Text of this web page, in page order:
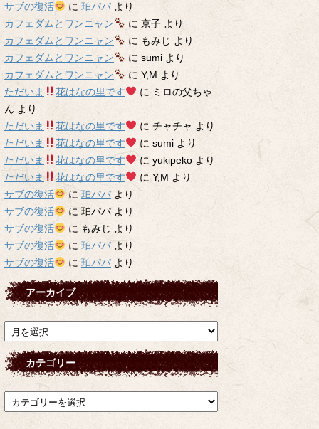
サブの復活
に 珀パパより
カフェダムとワンニャン
に 京子より
カフェダムとワンニャン
に もみじ より
カフェダムとワンニャン
に sumiより
カフェダムとワンニャン
に Y,M より
ただいま
花はなの里です に ミロの父ちゃ
ん より
ただいま
花はなの里です に チャチャ より
ただいま
花はなの里です に sumiより
ただいま
花はなの里です に yukipekoより
ただいま
花はなの里です に Y,M より
サブの復活
に 珀パパより
サブの復活
に 珀パパより
サブの復活
に もみじ より
サブの復活
に 珀パパより
サブの復活
に 珀パパより
アーカイブ
ア
ー
カ
イ
カテゴリー
テ